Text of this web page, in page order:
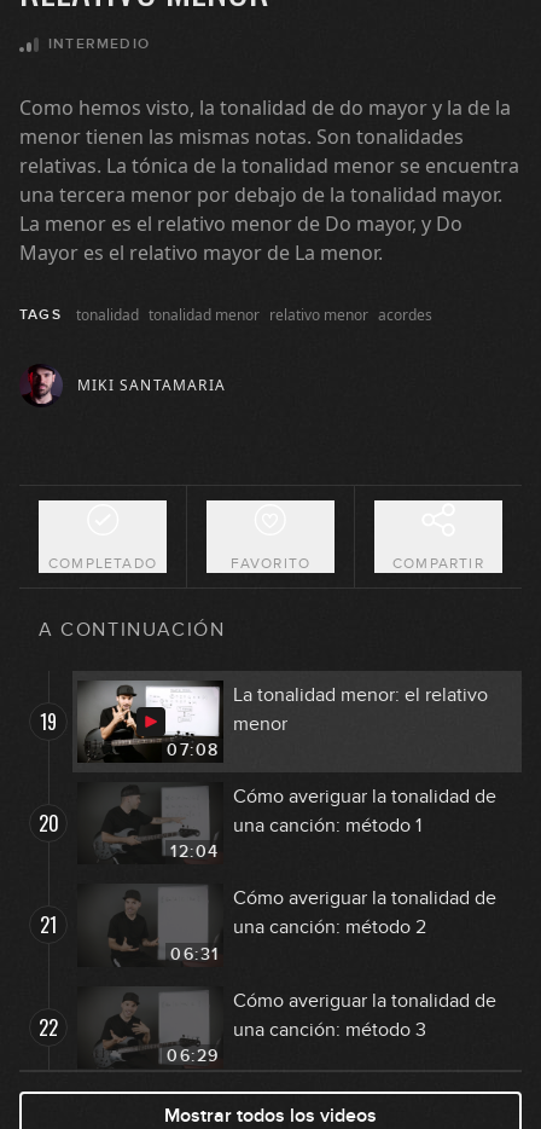
INTERMEDIO
Como hemos visto, la tonalidad de do mayor y la de la
menor tienen las mismas notas. Son tonalidades
relativas. La tónica de la tonalidad menor se encuentra
una tercera menor por debajo de la tonalidad mayor.
La menor es el relativo menor de Do mayor, y Do
Mayor es el relativo mayor de La menor.
TAGS tonalidad tonalidad menor relativo menor acordes
MIKI SANTAMARIA
COMPLETADO FAVORITO COMPARTIR
A CONTINUACIÓN
12
diatónicos
13
07:34
mixolidia
09:33
Modos griegos: dórica, frigia,
eólica y locria
15
16
La tonalidad menor: cómo se
18
La tonalidad menor: exploración
19
07:08
La tonalidad menor: el relativo
menor
20
12:04
Cómo averiguar la tonalidad de
una canción: método 1
21
06:31
Cómo averiguar la tonalidad de
una canción: método 2
22
06:29
Cómo averiguar la tonalidad de
una canción: método 3
Inversiones
Mostrar todos los videos